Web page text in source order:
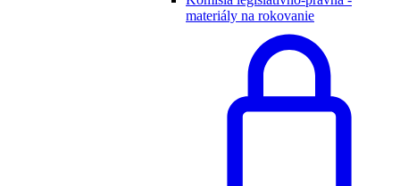
materiály na rokovanie